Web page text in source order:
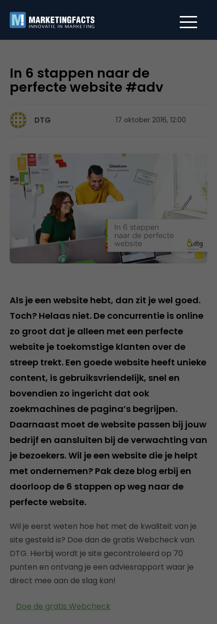
In 6 stappen naar de
perfecte website #adv
DTG 17 oktober 2016, 12:00
Als je een website hebt, dan zit je wel goed.
Toch? Helaas niet. De concurrentie is online
zo groot dat je alleen met een perfecte
website je toekomstige klanten over de
streep trekt. Een goede website heeft unieke
content, is gebruiksvriendelijk, snel en
bovendien zo ingericht dat ook
zoekmachines de pagina’s begrijpen.
Daarnaast moet de website passen bij jouw
bedrijf en aansluiten bij de verwachting van
je bezoekers. Wil je een website die je helpt
met ondernemen? Pak deze blog erbij en
doorloop de 6 stappen op weg naar de
perfecte website.
Wil je eerst weten hoe het met de kwaliteit van je
site gesteld is? Doe dan de gratis Webcheck van
DTG. Hierbij wordt je site gecontroleerd op 70
punten en ontvang je een adviesrapport waar je
direct mee aan de slag kan!
Doe de gratis Webcheck